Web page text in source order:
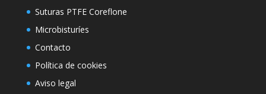
Suturas PTFE Coreflone
Microbisturíes
Contacto
Política de cookies
Aviso legal